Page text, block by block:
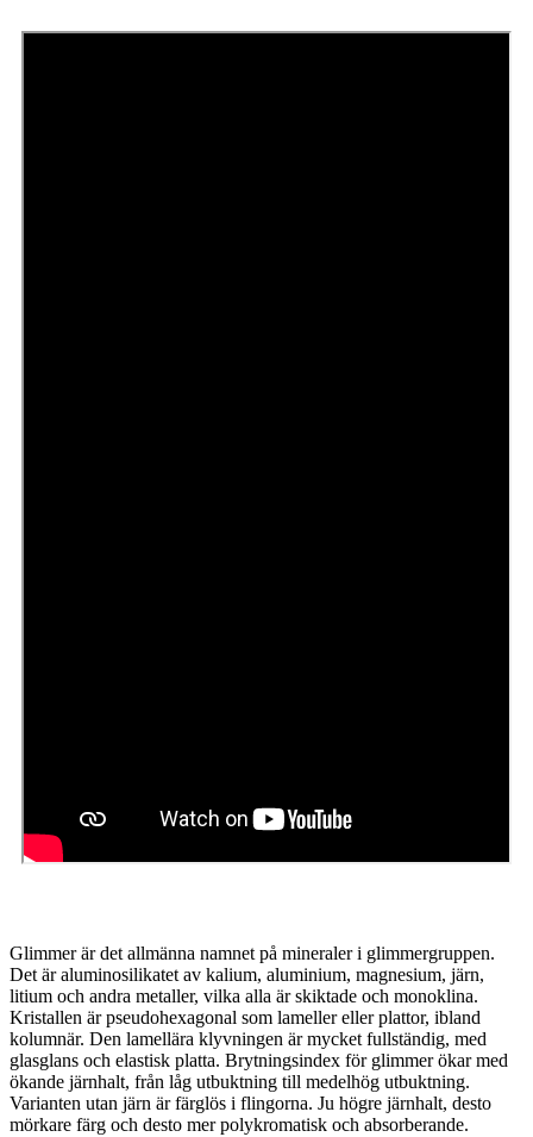
Glimmer är det allmänna namnet på mineraler i glimmergruppen.
Det är aluminosilikatet av kalium, aluminium, magnesium, järn,
litium och andra metaller, vilka alla är skiktade och monoklina.
Kristallen är pseudohexagonal som lameller eller plattor, ibland
kolumnär. Den lamellära klyvningen är mycket fullständig, med
glasglans och elastisk platta. Brytningsindex för glimmer ökar med
ökande järnhalt, från låg utbuktning till medelhög utbuktning.
Varianten utan järn är färglös i flingorna. Ju högre järnhalt, desto
mörkare färg och desto mer polykromatisk och absorberande.